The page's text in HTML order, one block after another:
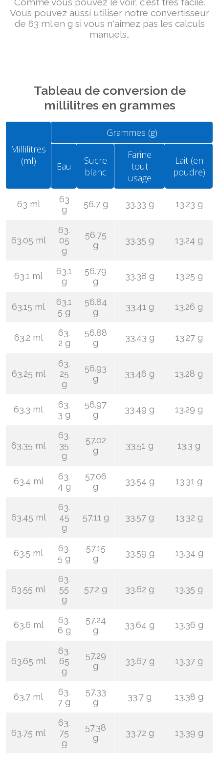
Vous pouvez aussi utiliser notre convertisseur
de 63 ml en g si vous n'aimez pas les calculs
manuels..
Tableau de conversion de
millilitres en grammes
Millilitres
(ml)
Grammes (g)
Eau
Sucre
blanc
Farine
tout
usage
Lait (en
poudre)
63 ml
63
g
56.7 g 33.33 g 13.23 g
63.05 ml
63.
05
g
56.75
g
33.35 g 13.24 g
63.1 ml
63.1
g
56.79
g
33.38 g 13.25 g
63.15 ml
63.1
5 g
56.84
g
33.41 g 13.26 g
63.2 ml
63.
2 g
56.88
g
33.43 g 13.27 g
63.25 ml
63.
25
g
56.93
g
33.46 g 13.28 g
63.3 ml
63.
3 g
56.97
g
33.49 g 13.29 g
63.35 ml
63.
35
g
57.02
g
33.51 g 13.3 g
63.4 ml
63.
4 g
57.06
g
33.54 g 13.31 g
63.45 ml
63.
45
g
57.11 g 33.57 g 13.32 g
63.5 ml
63.
5 g
57.15
g
33.59 g 13.34 g
63.55 ml
63.
55
g
57.2 g 33.62 g 13.35 g
63.6 ml
63.
6 g
57.24
g
33.64 g 13.36 g
63.65 ml
63.
65
g
57.29
g
33.67 g 13.37 g
63.7 ml
63.
7 g
57.33
g
33.7 g 13.38 g
63.75 ml
63.
75
g
57.38
g
33.72 g 13.39 g